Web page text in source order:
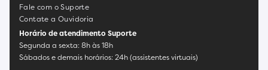
Fale com o Suporte
Contate a Ouvidoria
Horário de atendimento Suporte
Segunda a sexta: 8h às 18h
Sábados e demais horários: 24h (assistentes virtuais)